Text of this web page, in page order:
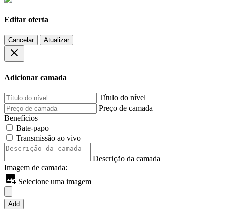
Editar oferta
Cancelar Atualizar
Adicionar camada
Título do nível
Preço de camada
Benefícios
Bate-papo
Transmissão ao vivo
Descrição da camada
Imagem de camada:
Selecione uma imagem
Add